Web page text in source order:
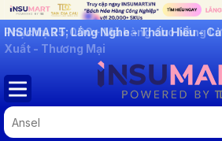
INSUMART: Lắng Nghe - Thấu Hiểu -